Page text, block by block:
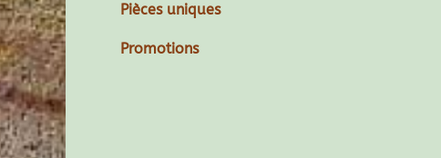
Pièces uniques
Promotions